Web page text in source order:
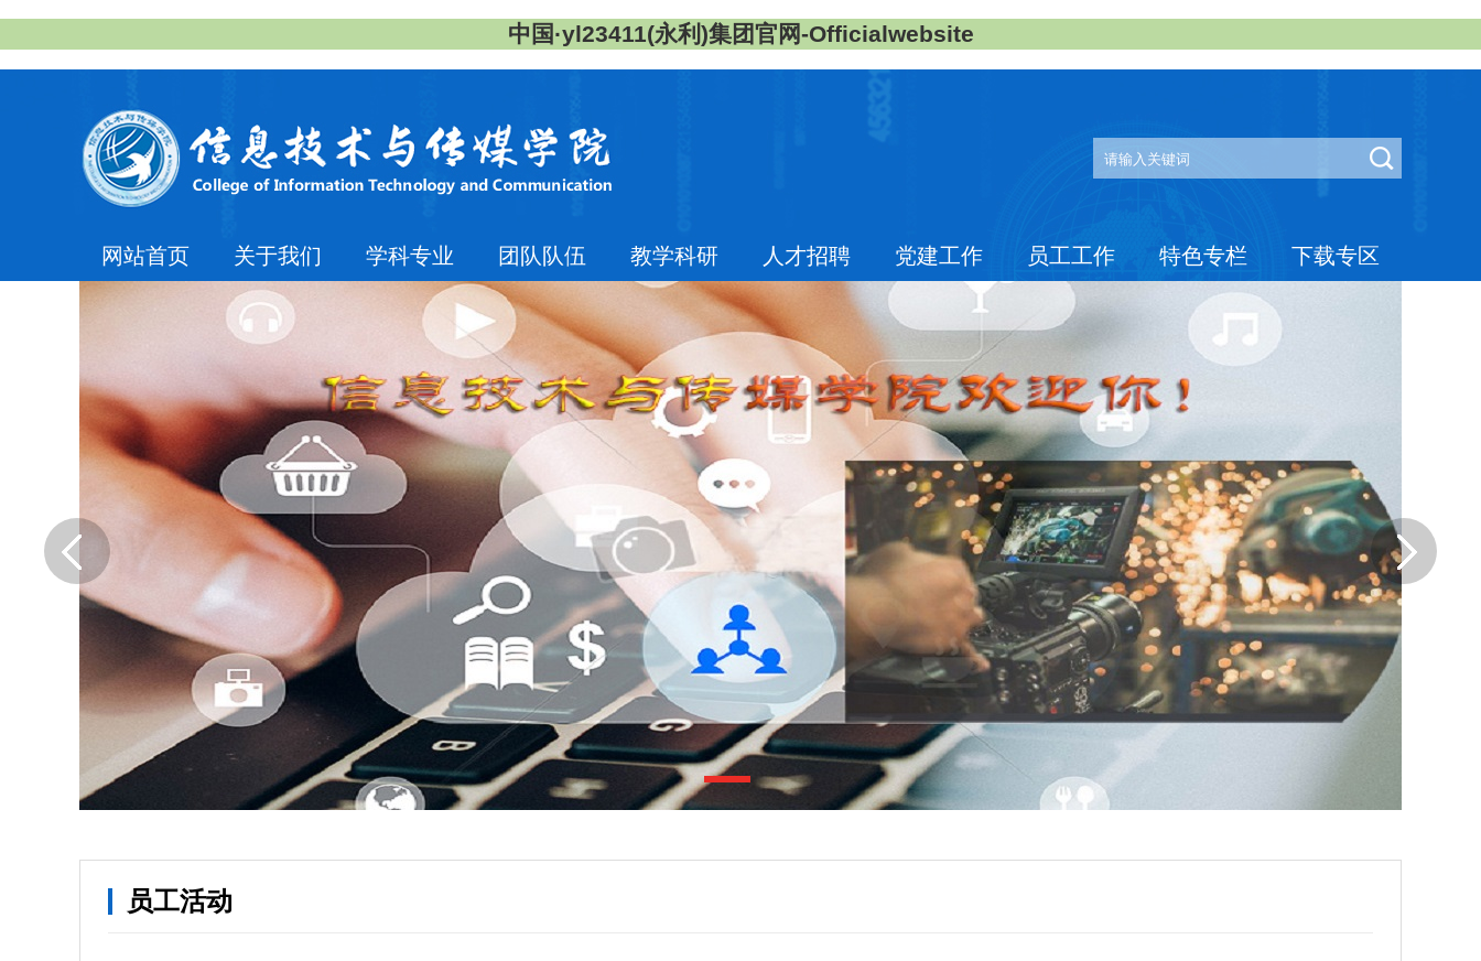
中国·yl23411(永利)集团官网-Officialwebsite
网站首页 关于我们 学科专业 团队队伍 教学科研 人才招聘 党建工作 员工工作 特色专栏 下载专区
员工活动